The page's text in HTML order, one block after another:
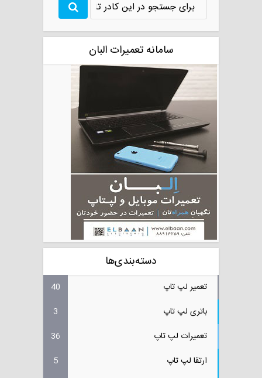
سامانه تعمیرات البان
دسته‌بندی‌ها
تعمیر لپ تاپ
40
باتری لپ تاپ
3
تعمیرات لپ تاپ
36
ارتقا لپ تاپ
5